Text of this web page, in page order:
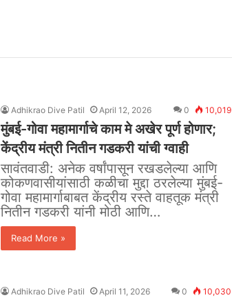
Adhikrao Dive Patil April 12, 2026 0 10,019
मुंबई-गोवा महामार्गाचे काम मे अखेर पूर्ण होणार;
केंद्रीय मंत्री नितीन गडकरी यांची ग्वाही
सावंतवाडी: अनेक वर्षांपासून रखडलेल्या आणि
कोकणवासीयांसाठी कळीचा मुद्दा ठरलेल्या मुंबई-
गोवा महामार्गाबाबत केंद्रीय रस्ते वाहतूक मंत्री
नितीन गडकरी यांनी मोठी आणि…
Read More »
Adhikrao Dive Patil April 11, 2026 0 10,030